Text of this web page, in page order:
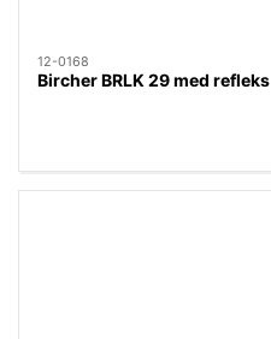
12-0168
Bircher BRLK 29 med refleks